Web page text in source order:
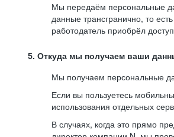
Мы передаём персональные
данные трансгранично, то
работодатель приобрёл
5. Откуда мы получаем ваши
Мы получаем персональные
Если вы пользуетесь
использования отдельных
В случаях, когда это прямо